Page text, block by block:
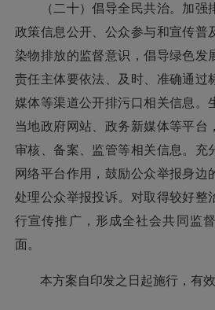
（二十）倡导全民共治。加强排
政策信息公开、公众参与和宣传普
染物排放的监督意识，倡导绿色发
责任主体要依法、及时、准确通过
媒体等渠道公开排污口相关信息。
当地政府网站、政务新媒体等平台
审核、备案、监管等相关信息。充
网络平台作用，鼓励公众举报身边
处理公众举报投诉。对取得较好整
行宣传推广，形成全社会共同监
面。
本方案自印发之日起施行，有效